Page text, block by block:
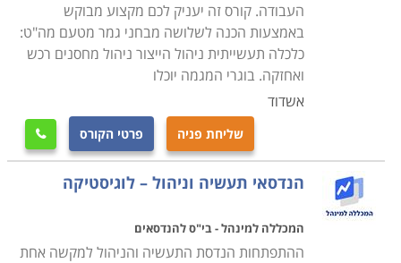
העבודה. קורס זה יעניק לכם מקצוע מבוקש
באמצעות הכנה לשלושה מבחני גמר מטעם מה"ט:
כלכלה תעשייתית ניהול הייצור ניהול מחסנים רכש
ואחזקה. בוגרי המגמה יוכלו
אשדוד
שליחת פניה פרטי הקורס 
הנדסאי תעשיה וניהול – לוגיסטיקה
המכללה למינהל - בי"ס להנדסאים
ההתפתחות הנדסת התעשיה והניהול למקשה אחת